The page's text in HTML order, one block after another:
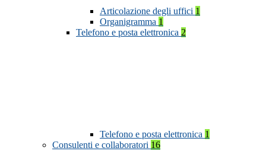
Articolazione degli uffici 1
Organigramma 1
Telefono e posta elettronica 2
Telefono e posta elettronica 1
Consulenti e collaboratori 16